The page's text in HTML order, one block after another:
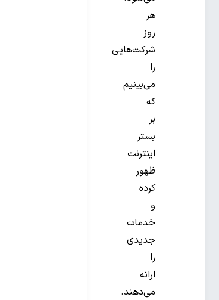
هر
روز
شرکت‌هایی
را
می‌بینیم
که
بر
بستر
اینترنت
ظهور
کرده
و
خدمات
جدیدی
را
ارائه
می‌دهند.